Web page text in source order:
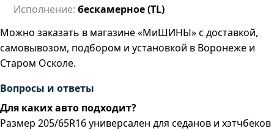
Исполнение: бескамерное (TL)
Можно заказать в магазине «МиШИНЫ» с доставкой,
самовывозом, подбором и установкой в Воронеже и
Старом Осколе.
Вопросы и ответы
Для каких авто подходит?
Размер 205/65R16 универсален для седанов и хэтчбеков